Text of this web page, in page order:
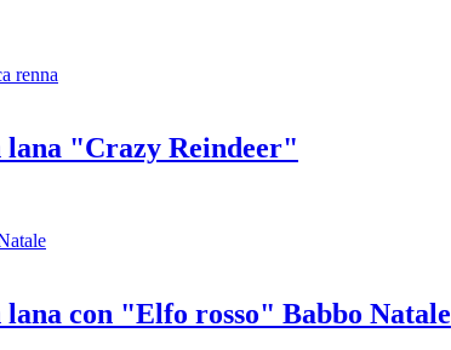
lana "Crazy Reindeer"
con "Elfo rosso" Babbo Natale